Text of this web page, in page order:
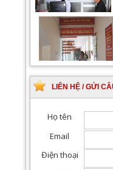
Khám Ngoại khoa
LIÊN HỆ / GỬI